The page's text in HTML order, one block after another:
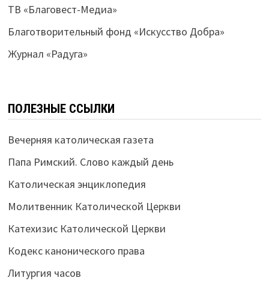
ТВ «Благовест-Медиа»
Благотворительный фонд «Искусство Добра»
Журнал «Радуга»
ПОЛЕЗНЫЕ ССЫЛКИ
Вечерняя католическая газета
Папа Римский. Слово каждый день
Католическая энциклопедия
Молитвенник Католической Церкви
Катехизис Католической Церкви
Кодекс канонического права
Литургия часов